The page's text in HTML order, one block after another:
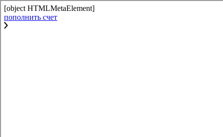
[object HTMLMetaElement]
пополнить счет